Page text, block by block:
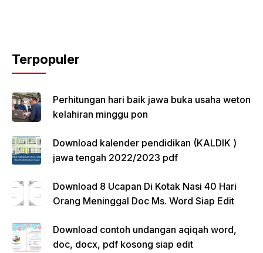
Terpopuler
Perhitungan hari baik jawa buka usaha weton
kelahiran minggu pon
Download kalender pendidikan (KALDIK )
jawa tengah 2022/2023 pdf
Download 8 Ucapan Di Kotak Nasi 40 Hari
Orang Meninggal Doc Ms. Word Siap Edit
Download contoh undangan aqiqah word,
doc, docx, pdf kosong siap edit